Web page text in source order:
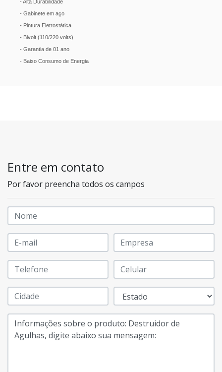
MICROSCÓPIO COM CONTRASTE DE FASE
CENTRÍFUGAS PARA LABORATÓRIO
- Alta Durabilidade
- Gabinete em aço
- Pintura Eletrostática
- Bivolt (110/220 volts)
- Garantia de 01 ano
- Baixo Consumo de Energia
Entre em contato
Por favor preencha todos os campos